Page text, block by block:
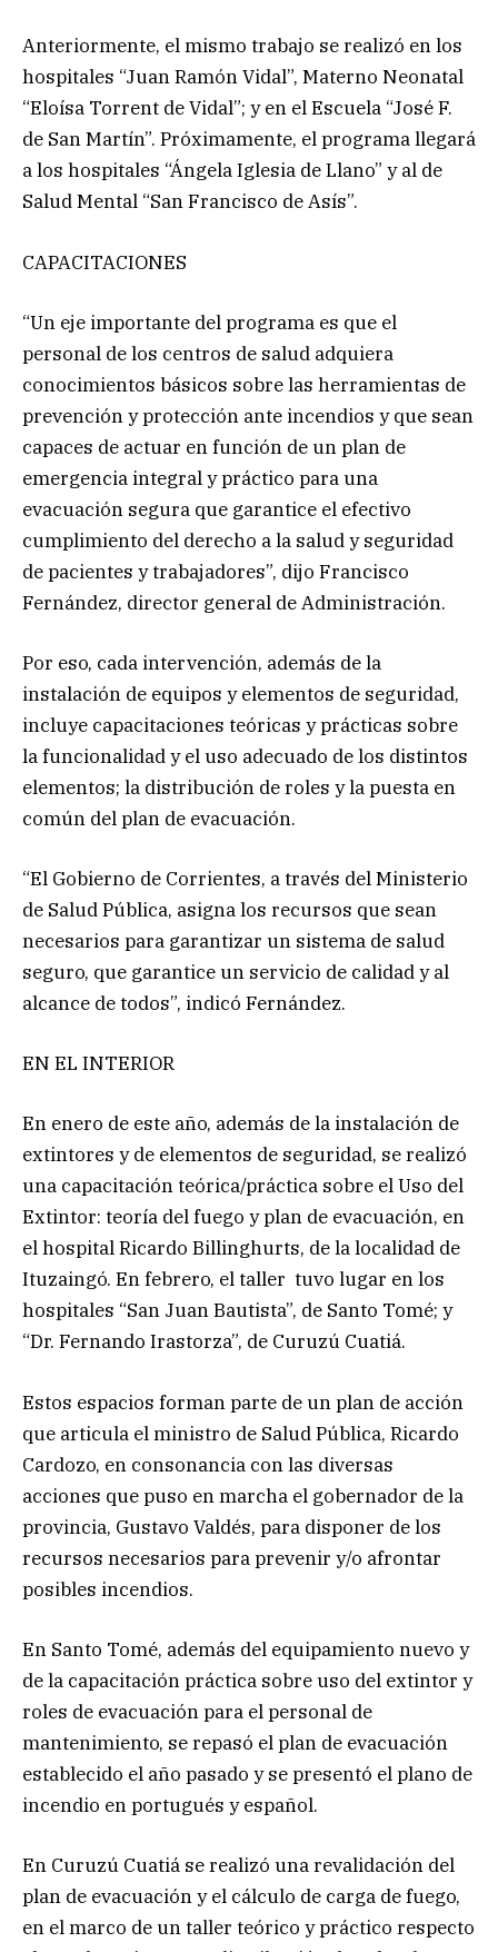
Anteriormente, el mismo trabajo se realizó en los
hospitales “Juan Ramón Vidal”, Materno Neonatal
“Eloísa Torrent de Vidal”; y en el Escuela “José F.
de San Martín”. Próximamente, el programa llegará
a los hospitales “Ángela Iglesia de Llano” y al de
Salud Mental “San Francisco de Asís”.
CAPACITACIONES
“Un eje importante del programa es que el
personal de los centros de salud adquiera
conocimientos básicos sobre las herramientas de
prevención y protección ante incendios y que sean
capaces de actuar en función de un plan de
emergencia integral y práctico para una
evacuación segura que garantice el efectivo
cumplimiento del derecho a la salud y seguridad
de pacientes y trabajadores”, dijo Francisco
Fernández, director general de Administración.
Por eso, cada intervención, además de la
instalación de equipos y elementos de seguridad,
incluye capacitaciones teóricas y prácticas sobre
la funcionalidad y el uso adecuado de los distintos
elementos; la distribución de roles y la puesta en
común del plan de evacuación.
“El Gobierno de Corrientes, a través del Ministerio
de Salud Pública, asigna los recursos que sean
necesarios para garantizar un sistema de salud
seguro, que garantice un servicio de calidad y al
alcance de todos”, indicó Fernández.
EN EL INTERIOR
En enero de este año, además de la instalación de
extintores y de elementos de seguridad, se realizó
una capacitación teórica/práctica sobre el Uso del
Extintor: teoría del fuego y plan de evacuación, en
el hospital Ricardo Billinghurts, de la localidad de
Ituzaingó. En febrero, el taller tuvo lugar en los
hospitales “San Juan Bautista”, de Santo Tomé; y
“Dr. Fernando Irastorza”, de Curuzú Cuatiá.
Estos espacios forman parte de un plan de acción
que articula el ministro de Salud Pública, Ricardo
Cardozo, en consonancia con las diversas
acciones que puso en marcha el gobernador de la
provincia, Gustavo Valdés, para disponer de los
recursos necesarios para prevenir y/o afrontar
posibles incendios.
En Santo Tomé, además del equipamiento nuevo y
de la capacitación práctica sobre uso del extintor y
roles de evacuación para el personal de
mantenimiento, se repasó el plan de evacuación
establecido el año pasado y se presentó el plano de
incendio en portugués y español.
En Curuzú Cuatiá se realizó una revalidación del
plan de evacuación y el cálculo de carga de fuego,
en el marco de un taller teórico y práctico respecto